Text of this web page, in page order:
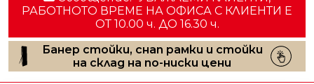
РАБОТНОТО ВРЕМЕ НА ОФИСА С КЛИЕНТИ E
ОТ 10.00 ч. ДО 16.30 ч.
Банер стойки, снап рамки и стойки
на склад на по-ниски цени